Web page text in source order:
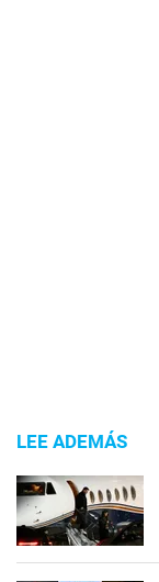
LEE ADEMÁS